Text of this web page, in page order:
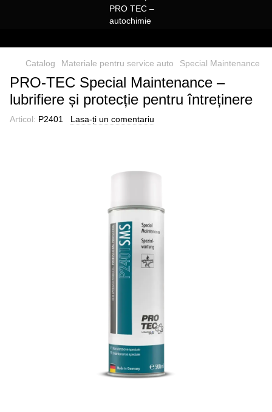
Catalog Materiale pentru service auto Special Maintenance
PRO-TEC Special Maintenance –
lubrifiere și protecție pentru întreținere
Articol: P2401 Lasa-ți un comentariu